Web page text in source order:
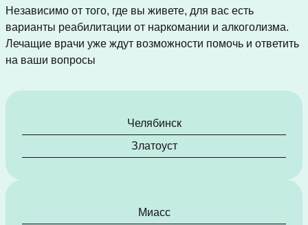
Независимо от того, где вы живете, для вас есть
варианты реабилитации от наркомании и алкоголизма.
Лечащие врачи уже ждут возможности помочь и ответить
на ваши вопросы
Челябинск
Златоуст
Миасс